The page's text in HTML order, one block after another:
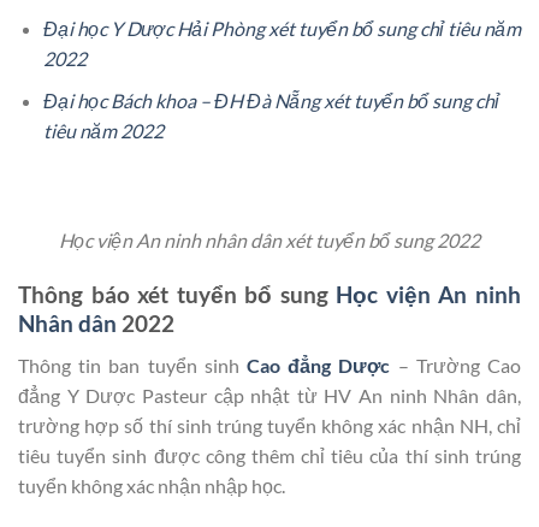
Đại học Y Dược Hải Phòng xét tuyển bổ sung chỉ tiêu năm
2022
Đại học Bách khoa – ĐH Đà Nẵng xét tuyển bổ sung chỉ
tiêu năm 2022
Học viện An ninh nhân dân xét tuyển bổ sung 2022
Thông báo xét tuyển bổ sung Học viện An ninh
Nhân dân 2022
Thông tin ban tuyển sinh Cao đẳng Dược – Trường Cao
đẳng Y Dược Pasteur cập nhật từ HV An ninh Nhân dân,
trường hợp số thí sinh trúng tuyển không xác nhận NH, chỉ
tiêu tuyển sinh được công thêm chỉ tiêu của thí sinh trúng
tuyển không xác nhận nhập học.